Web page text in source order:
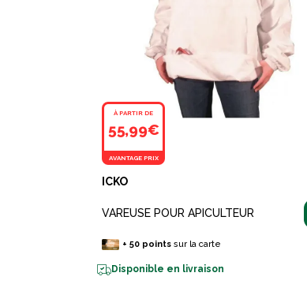
À PARTIR DE
55,99€
AVANTAGE PRIX
ICKO
VAREUSE POUR APICULTEUR
+50 points sur la carte
Disponible en livraison